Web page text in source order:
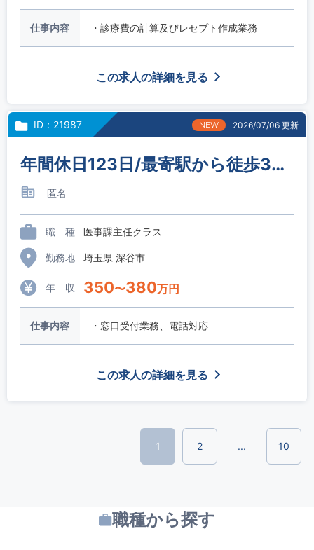
仕事内容 ・診療費の計算及びレセプト作成業務
この求人の詳細を見る
ID：21987 NEW 2026/07/06 更新
年間休日123日/最寄駅から徒歩3分/日祝日休み/130床規模のケアミックス病院/医事課主任候補
匿名
職 種 医事課主任クラス
年 収 350〜380万円
勤務地 埼玉県 深谷市
仕事内容 ・窓口受付業務、電話対応
この求人の詳細を見る
1 2 ... 10
職種から探す